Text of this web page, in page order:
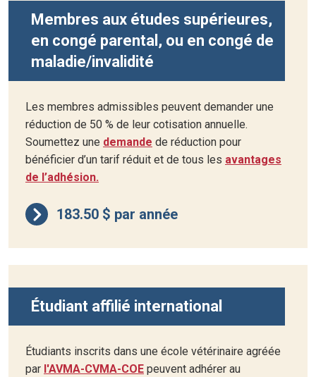
Membres aux études supérieures,
en congé parental, ou en congé de
maladie/invalidité
Les membres admissibles peuvent demander une
réduction de 50 % de leur cotisation annuelle.
Soumettez une demande de réduction pour
bénéficier d’un tarif réduit et de tous les avantages
de l’adhésion.
183.50 $ par année
Étudiant affilié international
Étudiants inscrits dans une école vétérinaire agréée
par l'AVMA-CVMA-COE peuvent adhérer au